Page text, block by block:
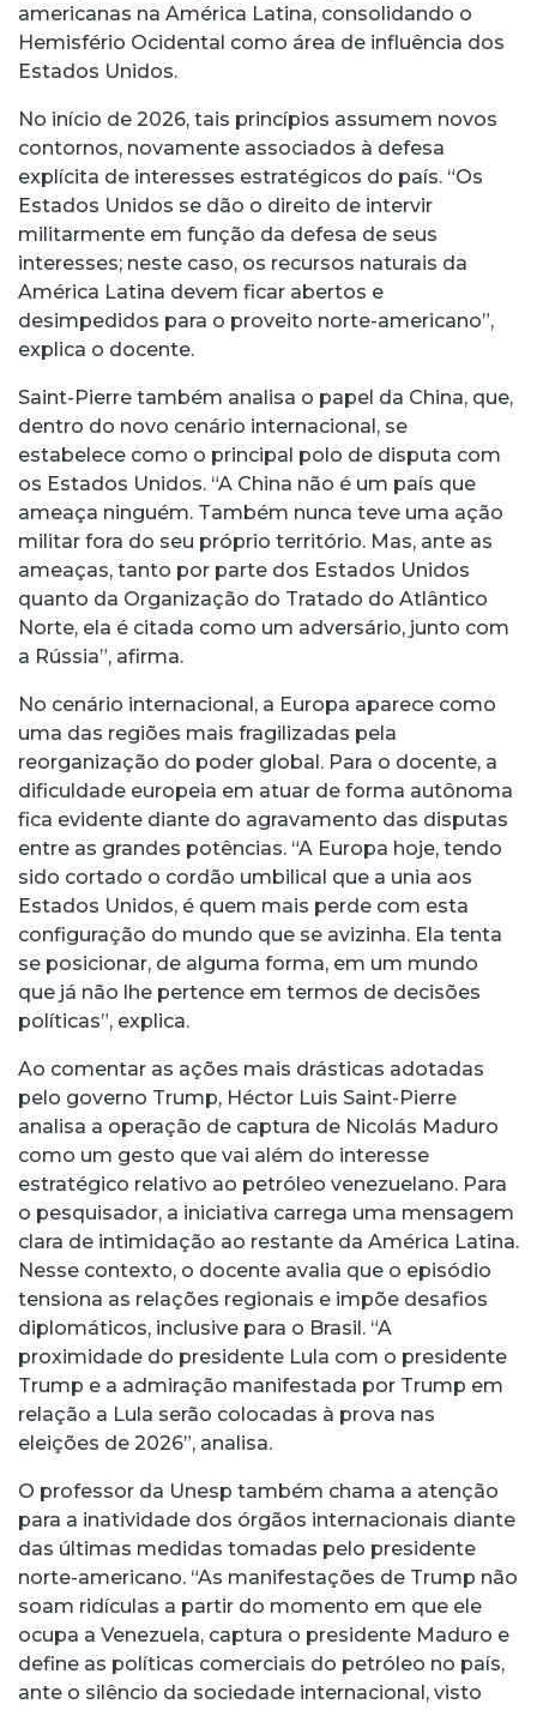
americanas na América Latina, consolidando o
Hemisfério Ocidental como área de influência dos
Estados Unidos.
No início de 2026, tais princípios assumem novos
contornos, novamente associados à defesa
explícita de interesses estratégicos do país. “Os
Estados Unidos se dão o direito de intervir
militarmente em função da defesa de seus
interesses; neste caso, os recursos naturais da
América Latina devem ficar abertos e
desimpedidos para o proveito norte-americano”,
explica o docente.
Saint-Pierre também analisa o papel da China, que,
dentro do novo cenário internacional, se
estabelece como o principal polo de disputa com
os Estados Unidos. “A China não é um país que
ameaça ninguém. Também nunca teve uma ação
militar fora do seu próprio território. Mas, ante as
ameaças, tanto por parte dos Estados Unidos
quanto da Organização do Tratado do Atlântico
Norte, ela é citada como um adversário, junto com
a Rússia”, afirma.
No cenário internacional, a Europa aparece como
uma das regiões mais fragilizadas pela
reorganização do poder global. Para o docente, a
dificuldade europeia em atuar de forma autônoma
fica evidente diante do agravamento das disputas
entre as grandes potências. “A Europa hoje, tendo
sido cortado o cordão umbilical que a unia aos
Estados Unidos, é quem mais perde com esta
configuração do mundo que se avizinha. Ela tenta
se posicionar, de alguma forma, em um mundo
que já não lhe pertence em termos de decisões
políticas”, explica.
Ao comentar as ações mais drásticas adotadas
pelo governo Trump, Héctor Luis Saint-Pierre
analisa a operação de captura de Nicolás Maduro
como um gesto que vai além do interesse
estratégico relativo ao petróleo venezuelano. Para
o pesquisador, a iniciativa carrega uma mensagem
clara de intimidação ao restante da América Latina.
Nesse contexto, o docente avalia que o episódio
tensiona as relações regionais e impõe desafios
diplomáticos, inclusive para o Brasil. “A
proximidade do presidente Lula com o presidente
Trump e a admiração manifestada por Trump em
relação a Lula serão colocadas à prova nas
eleições de 2026”, analisa.
O professor da Unesp também chama a atenção
para a inatividade dos órgãos internacionais diante
das últimas medidas tomadas pelo presidente
norte-americano. “As manifestações de Trump não
soam ridículas a partir do momento em que ele
ocupa a Venezuela, captura o presidente Maduro e
define as políticas comerciais do petróleo no país,
ante o silêncio da sociedade internacional, visto